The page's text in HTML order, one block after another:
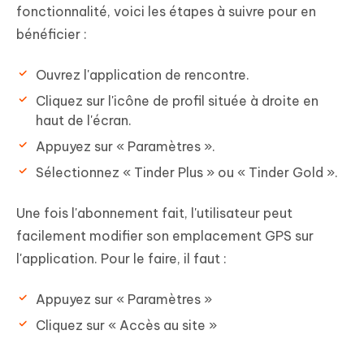
fonctionnalité, voici les étapes à suivre pour en
bénéficier :
Ouvrez l'application de rencontre.
Cliquez sur l'icône de profil située à droite en
haut de l'écran.
Appuyez sur « Paramètres ».
Sélectionnez « Tinder Plus » ou « Tinder Gold ».
Une fois l'abonnement fait, l'utilisateur peut
facilement modifier son emplacement GPS sur
l'application. Pour le faire, il faut :
Appuyez sur « Paramètres »
Cliquez sur « Accès au site »